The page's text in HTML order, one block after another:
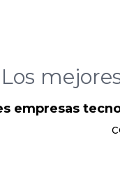
Los
empresas